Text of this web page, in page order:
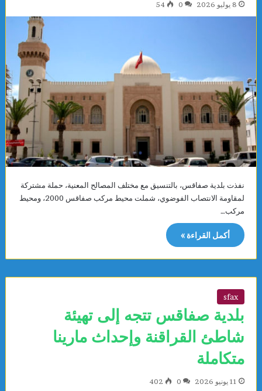
8 يوليو 2026 0
54
نفذت بلدية صفاقس، بالتنسيق مع مختلف المصالح المعنية، حملة مشتركة
لمقاومة الانتصاب الفوضوي، شملت محيط مركب صفاقس 2000، ومحيط
مركب…
أكمل القراءة »
sfax
بلدية صفاقس تتجه إلى تهيئة
شاطئ القراقنة وإحداث مارينا
متكاملة
11 يونيو 2026 0
402